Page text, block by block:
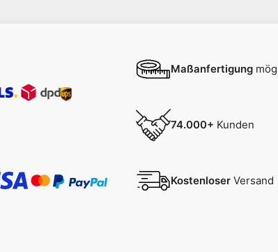
Maßanfertigung
74.000+ Kunden
Kostenloser Versand